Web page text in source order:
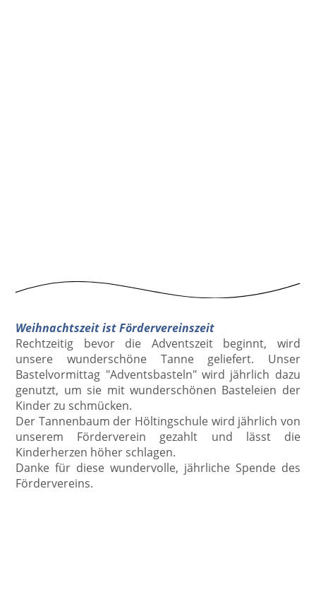
Weihnachtszeit ist Fördervereinszeit
Rechtzeitig bevor die Adventszeit beginnt, wird
unsere wunderschöne Tanne geliefert. Unser
Bastelvormittag "Adventsbasteln" wird jährlich dazu
genutzt, um sie mit wunderschönen Basteleien der
Kinder zu schmücken.
Der Tannenbaum der Höltingschule wird jährlich von
unserem Förderverein gezahlt und lässt die
Kinderherzen höher schlagen.
Danke für diese wundervolle, jährliche Spende des
Fördervereins.